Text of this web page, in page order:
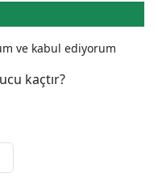
ve kabul ediyorum
kaçtır?